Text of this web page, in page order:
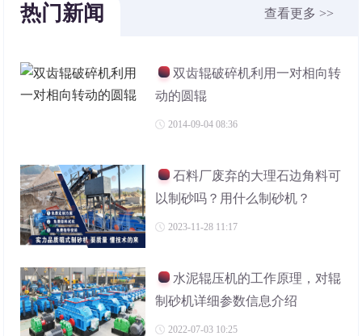
热门新闻 查看更多 >>
双齿辊破碎机利用一对相向转
动的圆辊
2014-09-04 08:36
石料厂废弃的大理石边角料可
以制砂吗？用什么制砂机？
2023-11-28 11:17
水泥辊压机的工作原理，对辊
制砂机详细参数信息介绍
2022-07-03 10:25